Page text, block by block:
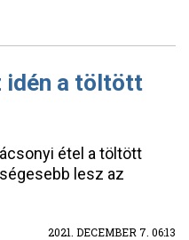
idén a töltött
étel a töltött
lesz az
2021. DECEMBER 7. 06:13